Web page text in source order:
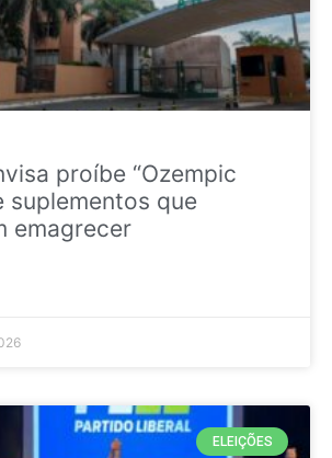
proíbe “Ozempic
suplementos que
emagrecer
ELEIÇÕES